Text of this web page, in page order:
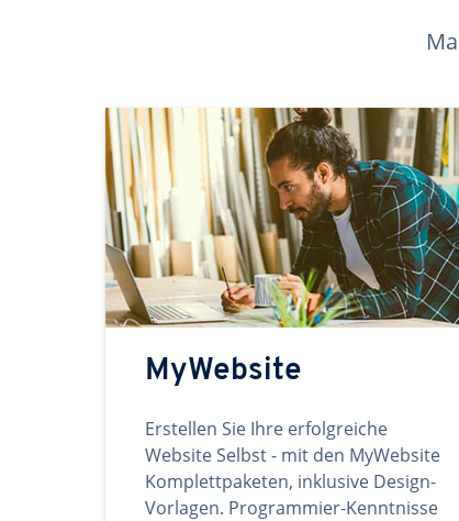
MyWebsite
Erstellen Sie Ihre erfolgreiche
Website Selbst - mit den MyWebsite
Komplettpaketen, inklusive Design-
Vorlagen. Programmier-Kenntnisse